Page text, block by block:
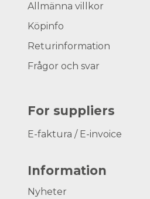
Allmänna villkor
Köpinfo
Returinformation
Frågor och svar
For suppliers
E-faktura / E-invoice
Information
Nyheter